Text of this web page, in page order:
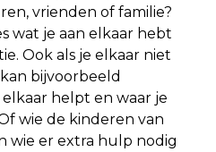
vrienden of familie?
wat je aan elkaar hebt
Ook als je elkaar niet
bijvoorbeeld
helpt en waar je
wie de kinderen van
wie er extra hulp nodig